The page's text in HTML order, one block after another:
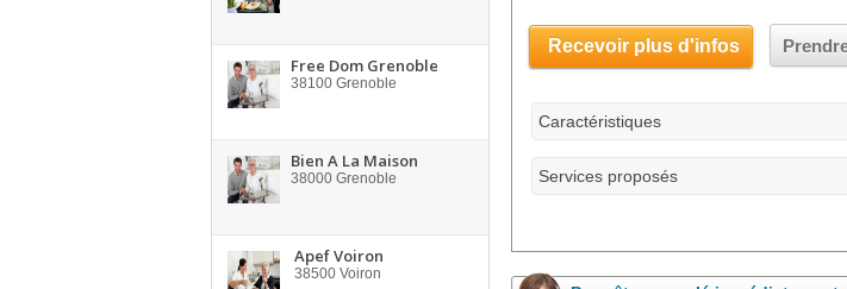
Free Dom Grenoble
38100 Grenoble
Bien A La Maison
38000 Grenoble
Apef Voiron
38500 Voiron
Recevoir plus d'infos
Caractéristiques
Services proposés